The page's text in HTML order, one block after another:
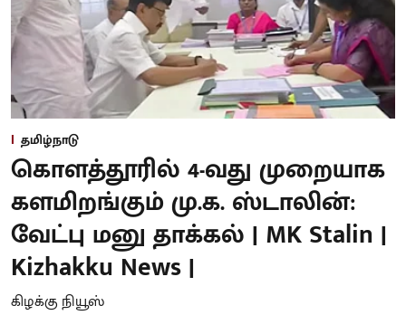
தமிழ்நாடு
கொளத்தூரில் 4-வது முறையாக
களமிறங்கும் மு.க. ஸ்டாலின்:
வேட்பு மனு தாக்கல் | MK Stalin |
Kizhakku News |
கிழக்கு நியூஸ்